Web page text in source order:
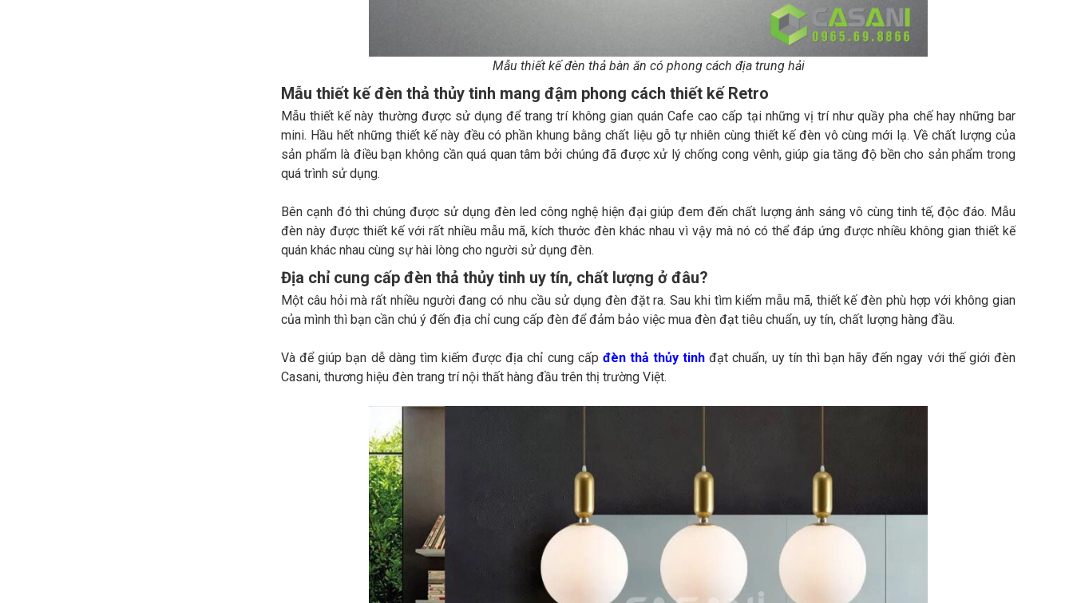
Mẫu thiết kế đèn thả bàn ăn có phong cách địa trung hải
Mẫu thiết kế đèn thả thủy tinh mang đậm phong cách thiết kế Retro
Mẫu thiết kế này thường được sử dụng để trang trí không gian quán Cafe cao cấp tại những vị trí như quầy pha chế hay những bar
mini. Hầu hết những thiết kế này đều có phần khung bằng chất liệu gỗ tự nhiên cùng thiết kế đèn vô cùng mới lạ. Về chất lượng của
sản phẩm là điều bạn không cần quá quan tâm bởi chúng đã được xử lý chống cong vênh, giúp gia tăng độ bền cho sản phẩm trong
quá trình sử dụng.
Bên cạnh đó thì chúng được sử dụng đèn led công nghệ hiện đại giúp đem đến chất lượng ánh sáng vô cùng tinh tế, độc đáo. Mẫu
đèn này được thiết kế với rất nhiều mẫu mã, kích thước đèn khác nhau vì vậy mà nó có thể đáp ứng được nhiều không gian thiết kế
quán khác nhau cùng sự hài lòng cho người sử dụng đèn.
Địa chỉ cung cấp đèn thả thủy tinh uy tín, chất lượng ở đâu?
Một câu hỏi mà rất nhiều người đang có nhu cầu sử dụng đèn đặt ra. Sau khi tìm kiếm mẫu mã, thiết kế đèn phù hợp với không gian
của mình thì bạn cần chú ý đến địa chỉ cung cấp đèn để đảm bảo việc mua đèn đạt tiêu chuẩn, uy tín, chất lượng hàng đầu.
Và để giúp bạn dễ dàng tìm kiếm được địa chỉ cung cấp đèn thả thủy tinh đạt chuẩn, uy tín thì bạn hãy đến ngay với thế giới đèn
Casani, thương hiệu đèn trang trí nội thất hàng đầu trên thị trường Việt.